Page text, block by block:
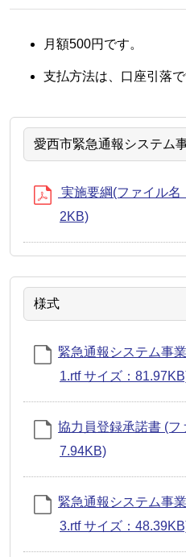
月額500円です。
支払方法は、口座引落で
愛西市緊急通報システム
実施要綱(ファイル名
2KB)
様式
緊急通報システム事
1.rtf サイズ：
協力員登録承諾書 (フ
7.94KB)
緊急通報システム事
3.rtf サイズ：